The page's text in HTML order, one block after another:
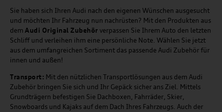
Sie haben sich Ihren Audi nach den eigenen Wünschen ausgesucht
und möchten Ihr Fahrzeug nun nachrüsten? Mit den Produkten aus
dem Audi Original Zubehör verpassen Sie Ihrem Auto den letzten
Schliff und verleihen ihm eine persönliche Note. Wählen Sie jetzt
aus dem umfangreichen Sortiment das passende Audi Zubehör für
innen und außen!
Transport: Mit den nützlichen Transportlösungen aus dem Audi
Zubehör bringen Sie sich und Ihr Gepäck sicher ans Ziel. Mittels
Grundträgern befestigen Sie Dachboxen, Fahrräder, Skier,
Snowboards und Kajaks auf dem Dach Ihres Fahrzeugs. Auch der